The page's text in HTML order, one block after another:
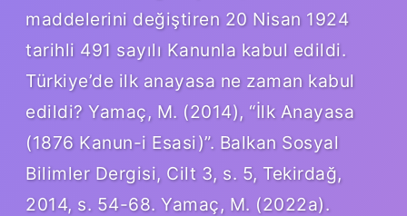
maddelerini değiştiren 20 Nisan 1924
tarihli 491 sayılı Kanunla kabul edildi.
Türkiye’de ilk anayasa ne zaman kabul
edildi? Yamaç, M. (2014), “İlk Anayasa
(1876 Kanun-i Esasi)”. Balkan Sosyal
Bilimler Dergisi, Cilt 3, s. 5, Tekirdağ,
2014, s. 54-68. Yamaç, M. (2022a).